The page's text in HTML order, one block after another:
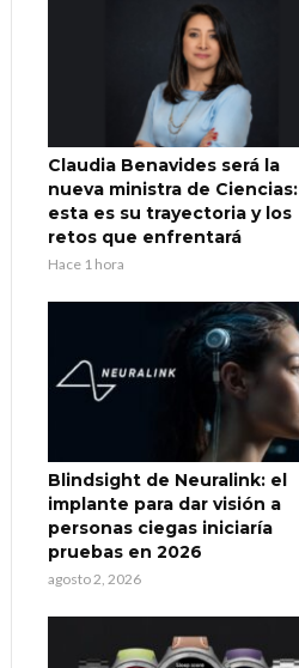
Claudia Benavides será la
nueva ministra de Ciencias:
esta es su trayectoria y los
retos que enfrentará
Hace 1 hora
Blindsight de Neuralink: el
implante para dar visión a
personas ciegas iniciaría
pruebas en 2026
agosto 2, 2026